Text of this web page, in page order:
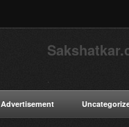
Advertisement